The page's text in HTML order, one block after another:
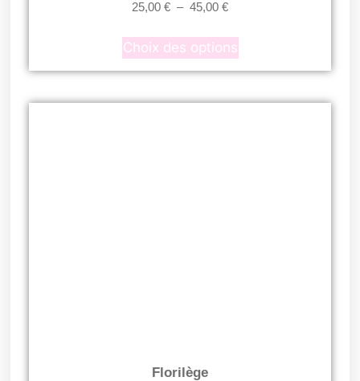
25,00 € – 45,00 €
Choix des options
Florilège